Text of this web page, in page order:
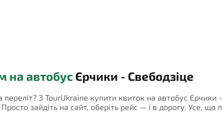
на автобус Єрчики - Свебодзіце
переліт? З TourUkraine купити квиток на автобус
зайдіть на сайт, оберіть рейс — і в дорогу. Усе, що